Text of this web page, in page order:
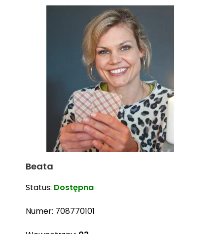
Beata
Status: Dostępna
Numer: 708770101